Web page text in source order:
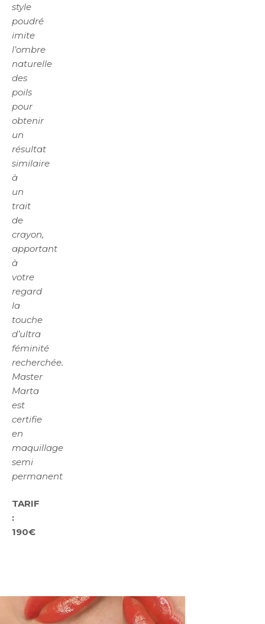
style
poudré
imite
l’ombre
naturelle
des
poils
pour
obtenir
un
résultat
similaire
à
un
trait
de
crayon,
apportant
à
votre
regard
la
touche
d’ultra
féminité
recherchée.
Master
Marta
est
certifie
en
maquillage
semi
permanent
TARIF
:
190€